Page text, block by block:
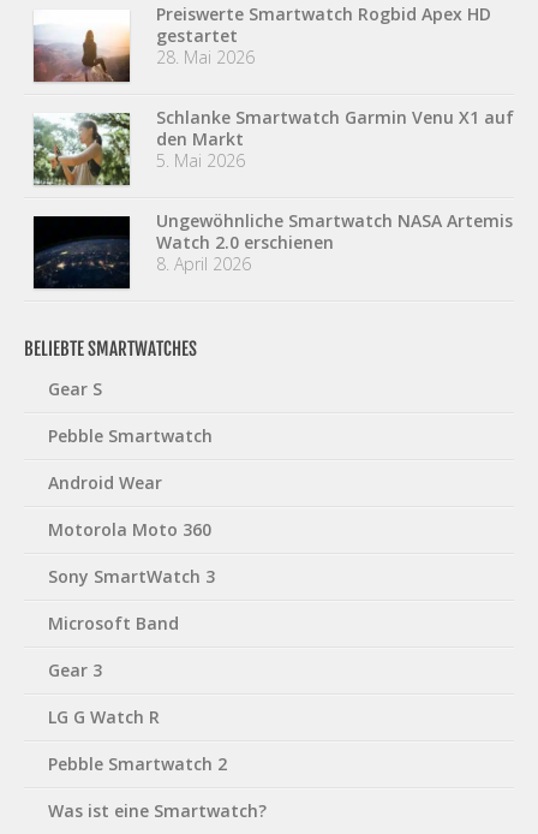
Preiswerte Smartwatch Rogbid Apex HD
gestartet
28. Mai 2026
Schlanke Smartwatch Garmin Venu X1 auf
den Markt
5. Mai 2026
Ungewöhnliche Smartwatch NASA Artemis
Watch 2.0 erschienen
8. April 2026
BELIEBTE SMARTWATCHES
Gear S
Pebble Smartwatch
Android Wear
Motorola Moto 360
Sony SmartWatch 3
Microsoft Band
Gear 3
LG G Watch R
Pebble Smartwatch 2
Was ist eine Smartwatch?